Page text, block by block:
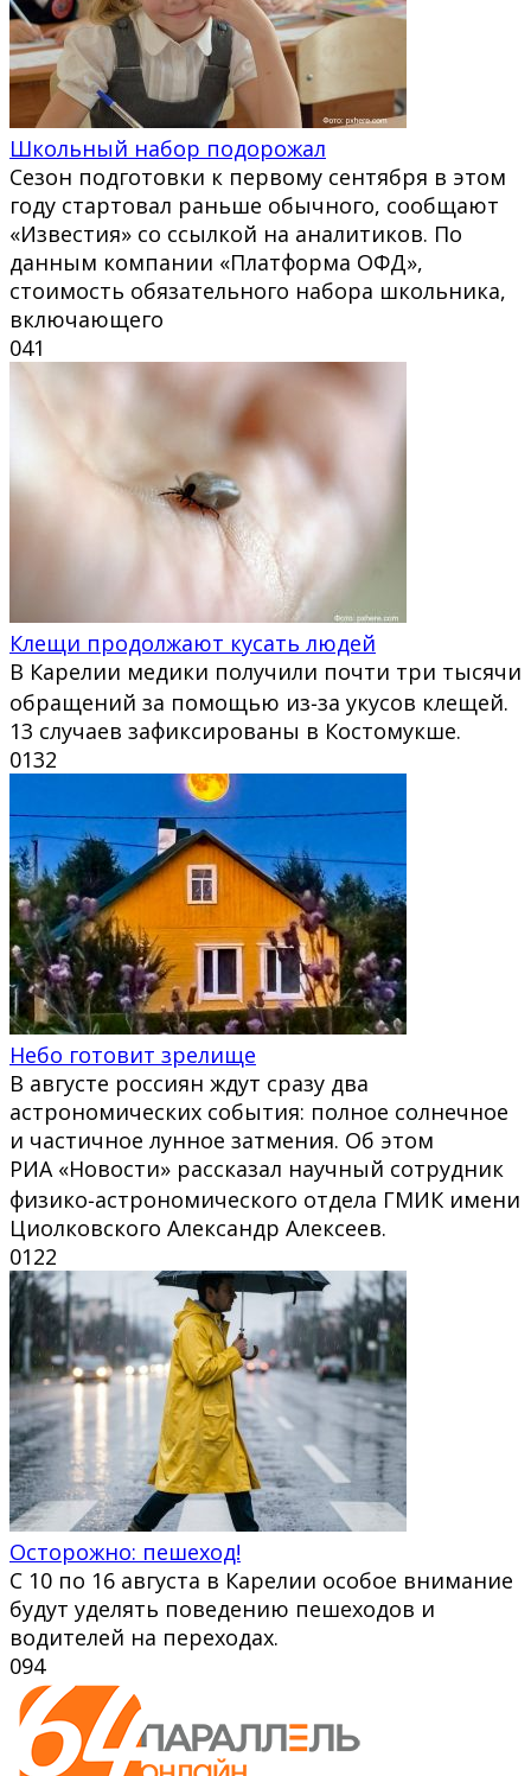
Школьный набор подорожал
Сезон подготовки к первому сентября в этом
году стартовал раньше обычного, сообщают
«Известия» со ссылкой на аналитиков. По
данным компании «Платформа ОФД»,
стоимость обязательного набора школьника,
включающего
041
Клещи продолжают кусать людей
В Карелии медики получили почти три тысячи
обращений за помощью из‑за укусов клещей.
13 случаев зафиксированы в Костомукше.
0132
Небо готовит зрелище
В августе россиян ждут сразу два
астрономических события: полное солнечное
и частичное лунное затмения. Об этом
РИА «Новости» рассказал научный сотрудник
физико‑астрономического отдела ГМИК имени
Циолковского Александр Алексеев.
0122
Осторожно: пешеход!
С 10 по 16 августа в Карелии особое внимание
будут уделять поведению пешеходов и
водителей на переходах.
094